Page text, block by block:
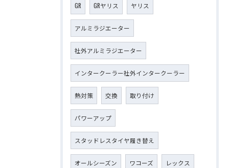
GR GRヤリス ヤリス
アルミラジエーター
社外アルミラジエーター
インタークーラー社外インタークーラー
熱対策 交換 取り付け
パワーアップ
スタッドレスタイヤ履き替え
オールシーズン ワコーズ レックス